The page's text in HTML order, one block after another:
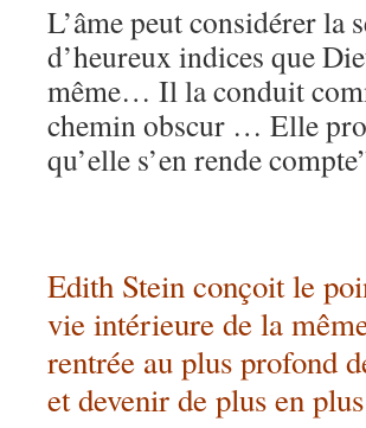
L’âme peut considérer la
d’heureux indices que
même… Il la conduit
chemin obscur … Elle
qu’elle s’en rende
Edith Stein conçoit le
vie intérieure de la
rentrée au plus profond
et devenir de plus en